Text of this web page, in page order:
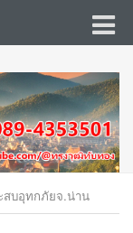
สบอุทกภัยจ.น่าน